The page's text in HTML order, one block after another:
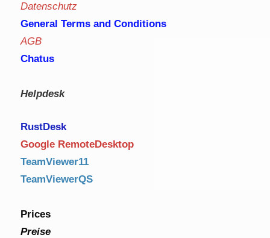
Datenschutz
General Terms and Conditions
AGB
Chatus
Helpdesk
RustDesk
Google RemoteDesktop
TeamViewer11
TeamViewerQS
Prices
Preise